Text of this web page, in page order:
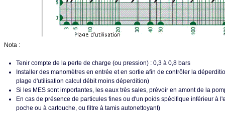
Nota :
Tenir compte de la perte de charge (ou pression) : 0,3 à 0,8 bars
Installer des manomètres en entrée et en sortie afin de contrôler la
plage d'utilisation calcul débit moins déperdition)
Si les MES sont importantes, les eaux très sales, prévoir en amont de la
En cas de présence de particules fines ou d'un poids spécifique inférieur à
poche ou à cartouche, ou filtre à tamis autonettoyant)